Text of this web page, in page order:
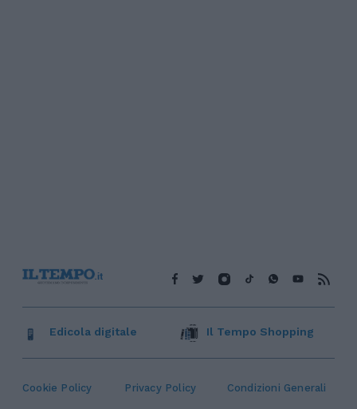
Cookie Policy Privacy Policy Condizioni Generali
Edicola digitale Il Tempo Shopping